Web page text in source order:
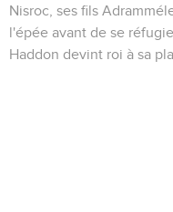
Nisroc, ses fils
l'épée avant de se
Haddon devint roi à sa